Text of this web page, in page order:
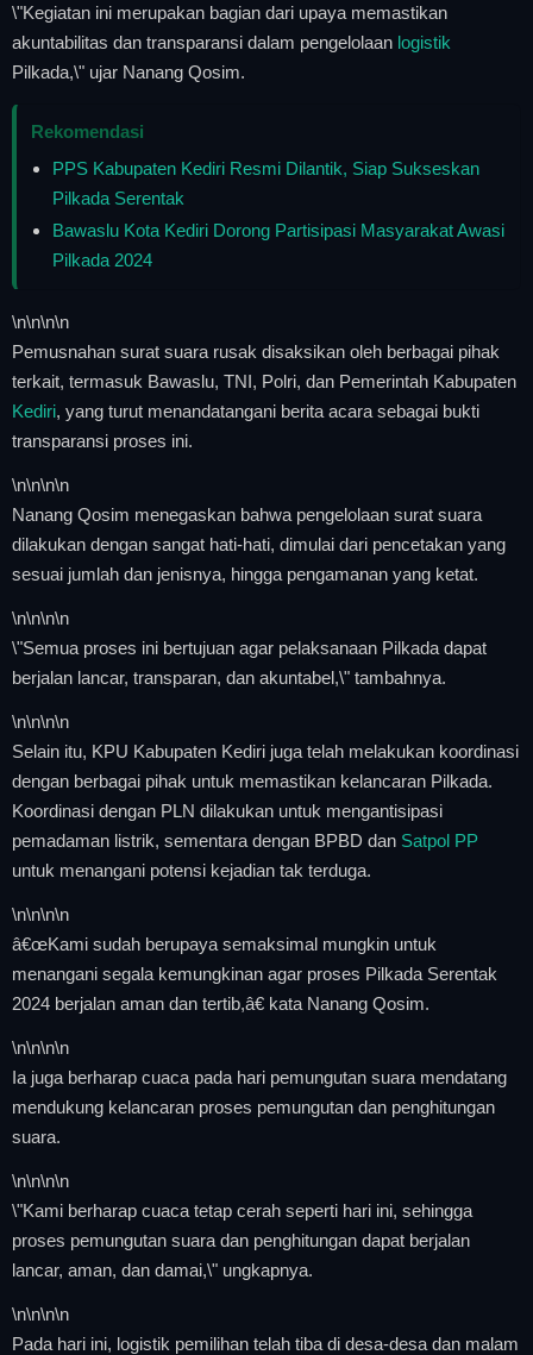
\"Kegiatan ini merupakan bagian dari upaya memastikan
akuntabilitas dan transparansi dalam pengelolaan logistik
Pilkada,\" ujar Nanang Qosim.
Rekomendasi
PPS Kabupaten Kediri Resmi Dilantik, Siap Sukseskan
Pilkada Serentak
Bawaslu Kota Kediri Dorong Partisipasi Masyarakat Awasi
Pilkada 2024
\n\n\n\n
Pemusnahan surat suara rusak disaksikan oleh berbagai pihak
terkait, termasuk Bawaslu, TNI, Polri, dan Pemerintah Kabupaten
Kediri, yang turut menandatangani berita acara sebagai bukti
transparansi proses ini.
\n\n\n\n
Nanang Qosim menegaskan bahwa pengelolaan surat suara
dilakukan dengan sangat hati-hati, dimulai dari pencetakan yang
sesuai jumlah dan jenisnya, hingga pengamanan yang ketat.
\n\n\n\n
\"Semua proses ini bertujuan agar pelaksanaan Pilkada dapat
berjalan lancar, transparan, dan akuntabel,\" tambahnya.
\n\n\n\n
Selain itu, KPU Kabupaten Kediri juga telah melakukan koordinasi
dengan berbagai pihak untuk memastikan kelancaran Pilkada.
Koordinasi dengan PLN dilakukan untuk mengantisipasi
pemadaman listrik, sementara dengan BPBD dan Satpol PP
untuk menangani potensi kejadian tak terduga.
\n\n\n\n
â€œKami sudah berupaya semaksimal mungkin untuk
menangani segala kemungkinan agar proses Pilkada Serentak
2024 berjalan aman dan tertib,â€ kata Nanang Qosim.
\n\n\n\n
Ia juga berharap cuaca pada hari pemungutan suara mendatang
mendukung kelancaran proses pemungutan dan penghitungan
suara.
\n\n\n\n
\"Kami berharap cuaca tetap cerah seperti hari ini, sehingga
proses pemungutan suara dan penghitungan dapat berjalan
lancar, aman, dan damai,\" ungkapnya.
\n\n\n\n
Pada hari ini, logistik pemilihan telah tiba di desa-desa dan malam